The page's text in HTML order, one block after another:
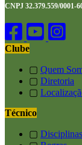
CNPJ 32.379.559/0001-
Clube
▢ Quem
▢ Diretoria
▢
Técnico
▢ Disciplinas